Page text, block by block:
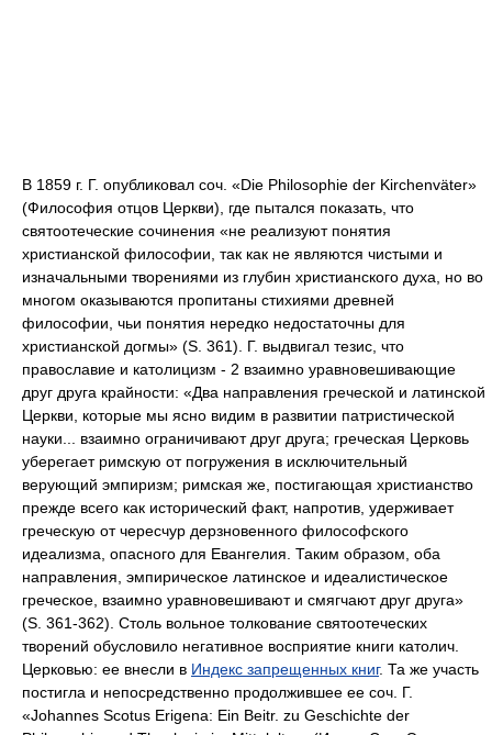
В 1859 г. Г. опубликовал соч. «Die Philosophie der Kirchenväter»
(Философия отцов Церкви), где пытался показать, что
святоотеческие сочинения «не реализуют понятия
христианской философии, так как не являются чистыми и
изначальными творениями из глубин христианского духа, но во
многом оказываются пропитаны стихиями древней
философии, чьи понятия нередко недостаточны для
христианской догмы» (S. 361). Г. выдвигал тезис, что
православие и католицизм - 2 взаимно уравновешивающие
друг друга крайности: «Два направления греческой и латинской
Церкви, которые мы ясно видим в развитии патристической
науки... взаимно ограничивают друг друга; греческая Церковь
уберегает римскую от погружения в исключительный
верующий эмпиризм; римская же, постигающая христианство
прежде всего как исторический факт, напротив, удерживает
греческую от чересчур дерзновенного философского
идеализма, опасного для Евангелия. Таким образом, оба
направления, эмпирическое латинское и идеалистическое
греческое, взаимно уравновешивают и смягчают друг друга»
(S. 361-362). Столь вольное толкование святоотеческих
творений обусловило негативное восприятие книги католич.
Церковью: ее внесли в Индекс запрещенных книг. Та же участь
постигла и непосредственно продолжившее ее соч. Г.
«Johannes Scotus Erigena: Ein Beitr. zu Geschichte der